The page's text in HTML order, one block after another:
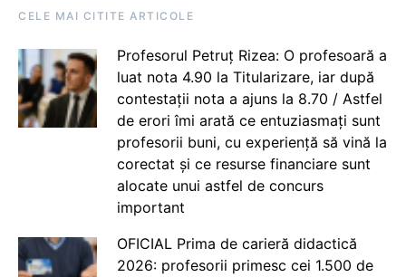
CELE MAI CITITE ARTICOLE
Profesorul Petruț Rizea: O profesoară a
luat nota 4.90 la Titularizare, iar după
contestații nota a ajuns la 8.70 / Astfel
de erori îmi arată ce entuziasmați sunt
profesorii buni, cu experiență să vină la
corectat și ce resurse financiare sunt
alocate unui astfel de concurs
important
OFICIAL Prima de carieră didactică
2026: profesorii primesc cei 1.500 de